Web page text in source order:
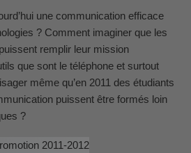
une communication efficace
? Comment imaginer que les
remplir leur mission
que sont le téléphone et surtout
même qu’en 2011 des étudiants
puissent être formés loin
?